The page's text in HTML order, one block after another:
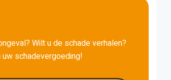
Wilt u de schade verhalen?
schadevergoeding!